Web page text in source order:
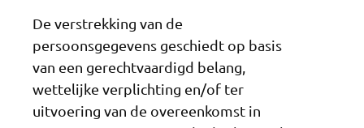
De verstrekking van de
persoonsgegevens geschiedt op basis
van een gerechtvaardigd belang,
wettelijke verplichting en/of ter
uitvoering van de overeenkomst in